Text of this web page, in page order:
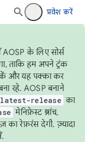
प्रवेश करें
AOSP के लिए सोर्स
ताकि हम अपने ट्रंक
और यह पक्का कर
रहे. AOSP बनाने
release का
मेनिफ़ेस्ट ब्रांच,
का रेफ़रंस देगी. ज़्यादा